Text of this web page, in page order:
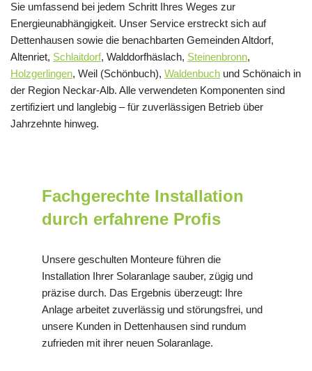
Sie umfassend bei jedem Schritt Ihres Weges zur
Energieunabhängigkeit. Unser Service erstreckt sich auf
Dettenhausen sowie die benachbarten Gemeinden Altdorf,
Altenriet, Schlaitdorf, Walddorfhäslach, Steinenbronn,
Holzgerlingen, Weil (Schönbuch), Waldenbuch und Schönaich in
der Region Neckar-Alb. Alle verwendeten Komponenten sind
zertifiziert und langlebig – für zuverlässigen Betrieb über
Jahrzehnte hinweg.
Fachgerechte Installation
durch erfahrene Profis
Unsere geschulten Monteure führen die
Installation Ihrer Solaranlage sauber, zügig und
präzise durch. Das Ergebnis überzeugt: Ihre
Anlage arbeitet zuverlässig und störungsfrei, und
unsere Kunden in Dettenhausen sind rundum
zufrieden mit ihrer neuen Solaranlage.